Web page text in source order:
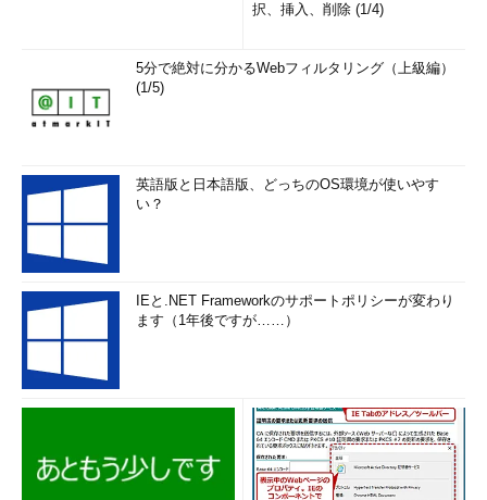
択、挿入、削除 (1/4)
5分で絶対に分かるWebフィルタリング（上級編）
(1/5)
英語版と日本語版、どっちのOS環境が使いやす
い？
IEと.NET Frameworkのサポートポリシーが変わり
ます（1年後ですが……）